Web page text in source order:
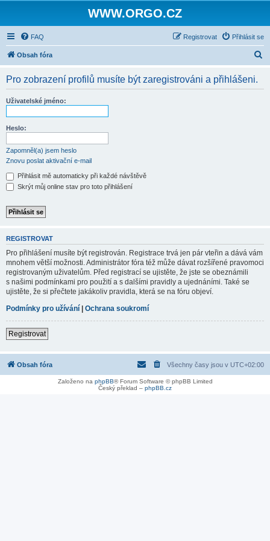
WWW.ORGO.CZ
FAQ Přihlásit se
Registrovat
Obsah fóra
Pro zobrazení profilů musíte být zaregistrováni a přihlášeni.
Uživatelské jméno:
Heslo:
Zapomněl(a) jsem heslo
Znovu poslat aktivační e-mail
Přihlásit mě automaticky při každé návštěvě
Skrýt můj online stav pro toto přihlášení
REGISTROVAT
Pro přihlášení musíte být registrován. Registrace trvá jen pár vteřin a dává vám
mnohem větší možnosti. Administrátor fóra též může dávat rozšířené pravomoci
registrovaným uživatelům. Před registrací se ujistěte, že jste se obeznámili
s našimi podmínkami pro použití a s dalšími pravidly a ujednáními. Také se
ujistěte, že si přečtete jakákoliv pravidla, která se na fóru objeví.
Podmínky pro užívání | Ochrana soukromí
Registrovat
Obsah fóra Všechny časy jsou v UTC+02:00
Založeno na phpBB® Forum Software © phpBB Limited
Český překlad – phpBB.cz